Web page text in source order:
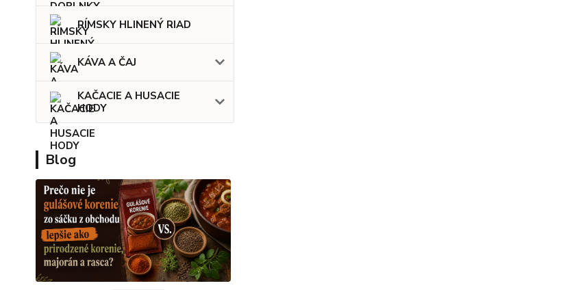
RÍMSKY HLINENÝ RIAD
KÁVA A ČAJ
KAČACIE A HUSACIE
HODY
Blog